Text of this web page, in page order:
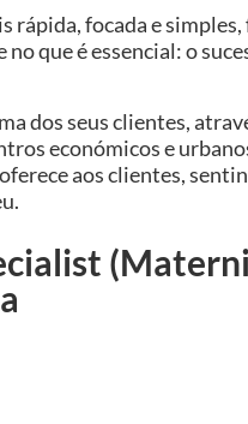
rápida, focada e simples,
que é essencial: o
dos seus clientes,
económicos e
aos clientes,